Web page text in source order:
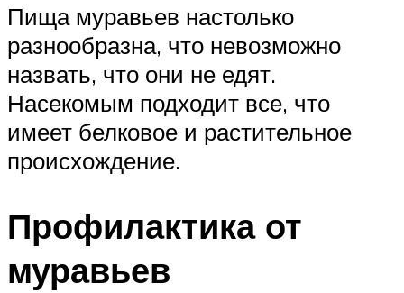
Пища муравьев настолько
разнообразна, что невозможно
назвать, что они не едят.
Насекомым подходит все, что
имеет белковое и растительное
происхождение.
Профилактика от
муравьев